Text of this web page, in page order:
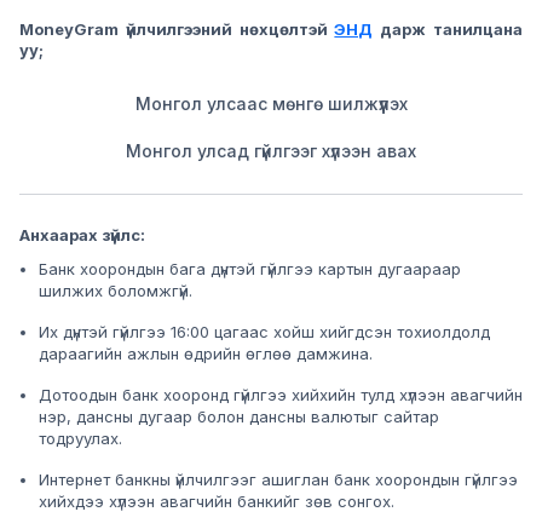
MoneyGram үйлчилгээний нөхцөлтэйЭНД дарж танилцана
уу;
Монгол улсаас мөнгө шилжүүлэх
Монгол улсад гүйлгээг хүлээн авах
Анхаарах зүйлс:
Банк хоорондын бага дүнтэй гүйлгээ картын дугаараар
шилжих боломжгүй.
Их дүнтэй гүйлгээ 16:00 цагаас хойш хийгдсэн тохиолдолд
дараагийн ажлын өдрийн өглөө дамжина.
Дотоодын банк хооронд гүйлгээ хийхийн тулд хүлээн авагчийн
нэр, дансны дугаар болон дансны валютыг сайтар
тодруулах.
Интернет банкны үйлчилгээг ашиглан банк хоорондын гүйлгээ
хийхдээ хүлээн авагчийн банкийг зөв сонгох.